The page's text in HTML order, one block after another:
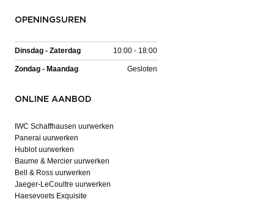
OPENINGSUREN
Dinsdag - Zaterdag 10:00 - 18:00
Zondag - Maandag Gesloten
ONLINE AANBOD
IWC Schaffhausen uurwerken
Panerai uurwerken
Hublot uurwerken
Baume & Mercier uurwerken
Bell & Ross uurwerken
Jaeger-LeCoultre uurwerken
Haesevoets Exquisite